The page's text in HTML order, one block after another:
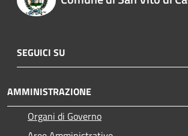
SEGUICI SU
AMMINISTRAZIONE
Organi di Governo